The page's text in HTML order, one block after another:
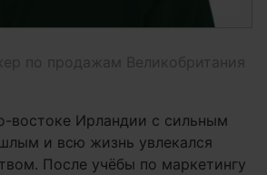
по продажам Великобритания
востоке Ирландии с сильным
и всю жизнь увлекался
После учёбы по маркетингу